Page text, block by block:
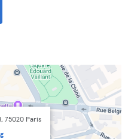
75020 Paris